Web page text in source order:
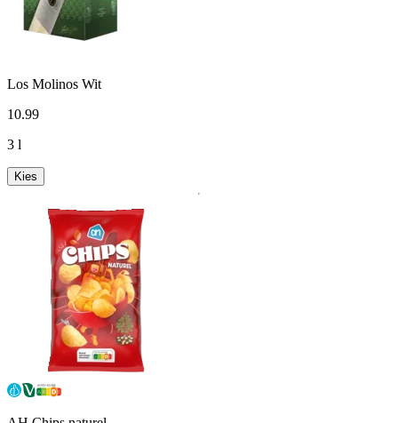
Los Molinos Wit
10.99
3 l
Kies